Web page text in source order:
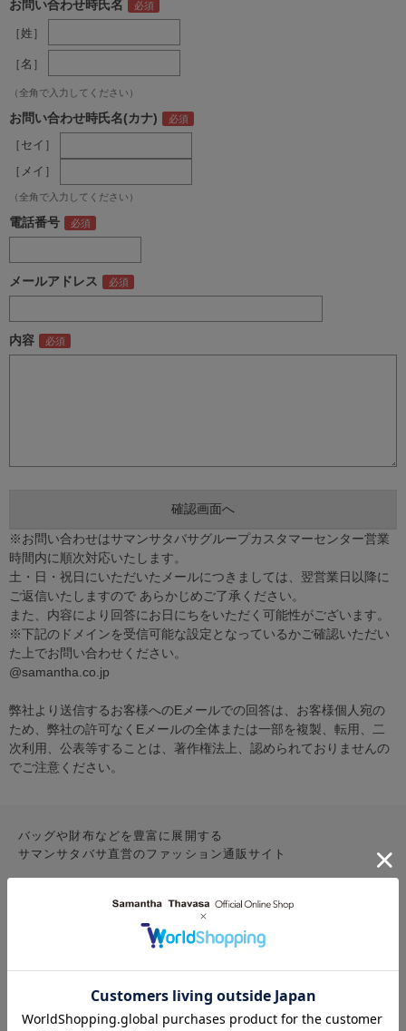
お問い合わせ時氏名
［姓］
［名］
（全角で入力してください）
お問い合わせ時氏名(カナ)
［セイ］
［メイ］
（全角で入力してください）
電話番号
メールアドレス
内容
※お問い合わせはサマンサタバサグループカスタマーセンター営業
時間内に順次対応いたします。
土・日・祝日にいただいたメールにつきましては、翌営業日以降に
ご返信いたしますので あらかじめご了承ください。
また、内容により回答にお日にちをいただく可能性がございます。
※下記のドメインを受信可能な設定となっているかご確認いただい
た上でお問い合わせください。
@samantha.co.jp
弊社より送信するお客様へのEメールでの回答は、お客様個人宛の
ため、弊社の許可なくEメールの全体または一部を複製、転用、二
次利用、公表等することは、著作権法上、認められておりませんの
でご注意ください。
バッグや財布などを豊富に展開する
サマンサタバサ直営のファッション通販サイト
お気に入りアイテム
特集